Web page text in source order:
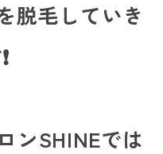
脱毛していき
ンSHINEでは